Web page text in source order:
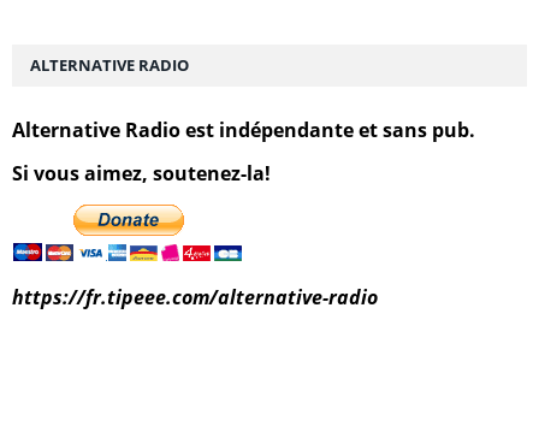
ALTERNATIVE RADIO
Alternative Radio est indépendante et sans pub.
Si vous aimez, soutenez-la!
https://fr.tipeee.com/alternative-radio